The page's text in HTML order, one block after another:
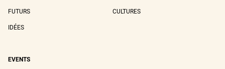
FUTURS CULTURES
IDÉES
EVENTS